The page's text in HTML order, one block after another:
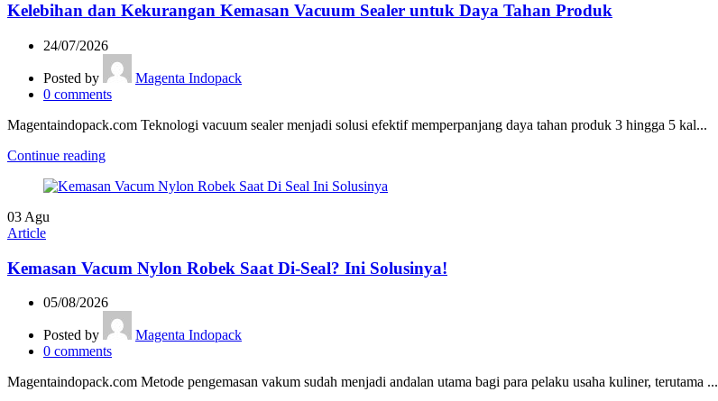
Kelebihan dan Kekurangan Kemasan Vacuum Sealer untuk Daya Tahan Produk
24/07/2026
Posted by
Magenta Indopack
0 comments
Magentaindopack.com Teknologi vacuum sealer menjadi solusi efektif memperpanjang daya tahan produk 3 hingga 5 kal...
Continue reading
03 Agu
Article
Kemasan Vacum Nylon Robek Saat Di-Seal? Ini Solusinya!
05/08/2026
Posted by
Magenta Indopack
0 comments
Magentaindopack.com Metode pengemasan vakum sudah menjadi andalan utama bagi para pelaku usaha kuliner, terutama ...